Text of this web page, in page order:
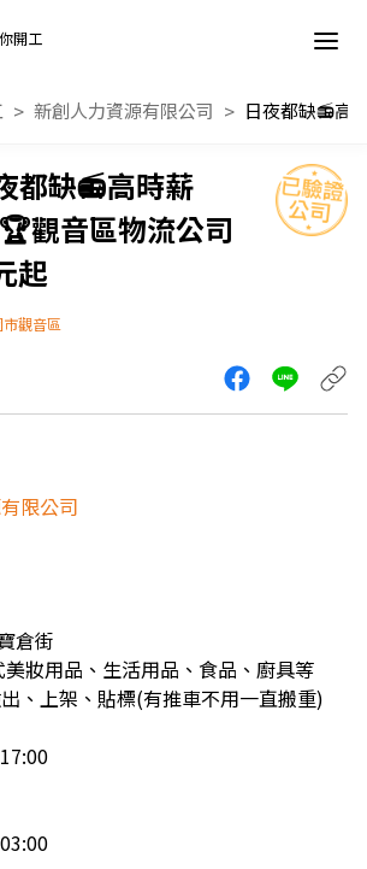
開工
新創人力資源有限公司
都缺📻高時薪
觀音區物流公司
起
觀音區
限公司
倉街
妝用品、生活用品、食品、廚具等
、上架、貼標(有推車不用一直搬重)